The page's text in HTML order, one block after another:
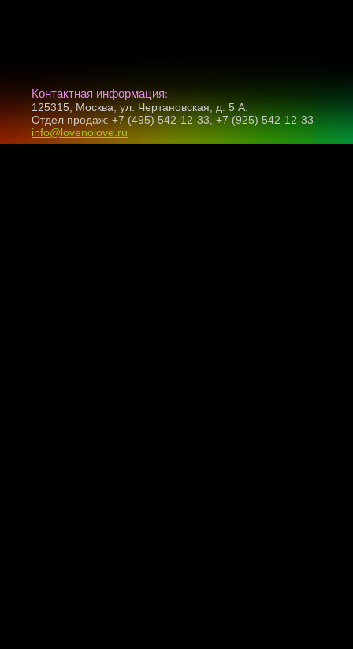
Контактная информация:
125315, Москва, ул. Чертановская, д. 5 А.
Отдел продаж: +7 (495) 542-12-33, +7 (925) 542-12-33
info@lovenolove.ru